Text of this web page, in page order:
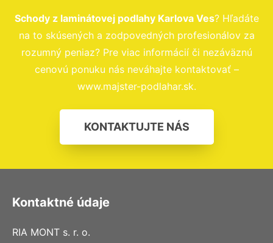
Schody z laminátovej podlahy Karlova Ves? Hľadáte
na to skúsených a zodpovedných profesionálov za
rozumný peniaz? Pre viac informácií či nezáväznú
cenovú ponuku nás neváhajte kontaktovať –
www.majster-podlahar.sk.
KONTAKTUJTE NÁS
Kontaktné údaje
RIA MONT s. r. o.